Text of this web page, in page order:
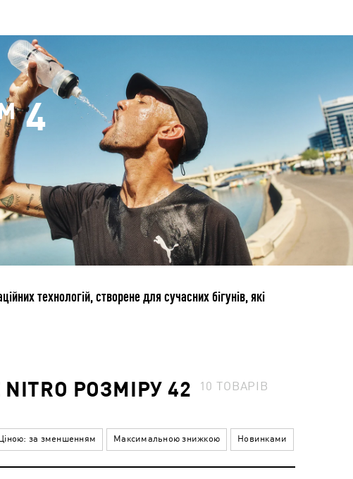
4
технологій, створене для сучасних бігунів, які
РОЗМІРУ 42 10ТОВАРІВ
за зменшенням Максимальною знижкою Новинками